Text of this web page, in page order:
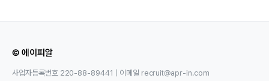
© 에이피알
사업자등록번호 220-88-89441 | 이메일 recruit@apr-in.com